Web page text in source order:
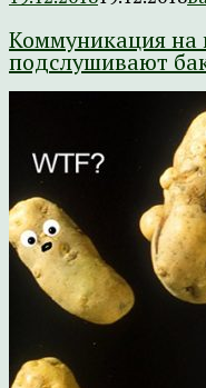
Коммуникация на
подслушивают